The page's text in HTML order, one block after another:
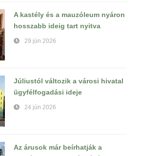
A kastély és a mauzóleum nyáron
hosszabb ideig tart nyitva
29 jún 2026
Júliustól változik a városi hivatal
ügyfélfogadási ideje
24 jún 2026
Az árusok már beírhatják a